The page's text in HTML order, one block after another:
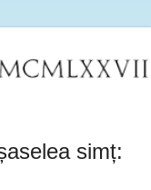
simț: